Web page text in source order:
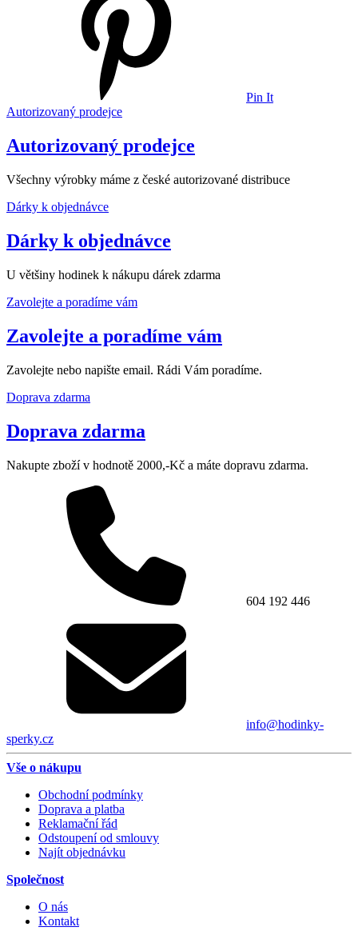
Pin It
Autorizovaný prodejce
Autorizovaný prodejce
Všechny výrobky máme z české autorizované distribuce
Dárky k objednávce
Dárky k objednávce
U většiny hodinek k nákupu dárek zdarma
Zavolejte a poradíme vám
Zavolejte a poradíme vám
Zavolejte nebo napište email. Rádi Vám poradíme.
Doprava zdarma
Doprava zdarma
Nakupte zboží v hodnotě 2000,-Kč a máte dopravu zdarma.
604 192 446
info@hodinky-
sperky.cz
Vše o nákupu
Obchodní podmínky
Doprava a platba
Reklamační řád
Odstoupení od smlouvy
Najít objednávku
Společnost
O nás
Kontakt